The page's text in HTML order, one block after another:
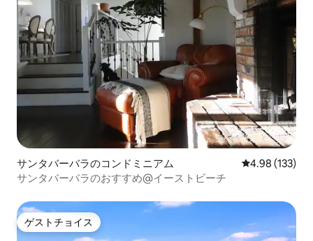
サンタバーバラのコンドミニアム レビュー133
4.98 (133)
サンタバーバラのおすすめ@イーストビーチ
ゲストチョイス
ゲストチョイス